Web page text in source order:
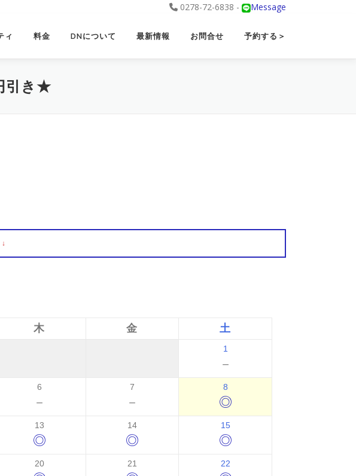
0278-72-6838 -
Message
ィ 料金 DNについて 最新情報 お問合せ 予約する＞
引き★
木 金 土
1
－
6
－
7
－
8
◎
13
◎
14
◎
15
◎
20 21 22